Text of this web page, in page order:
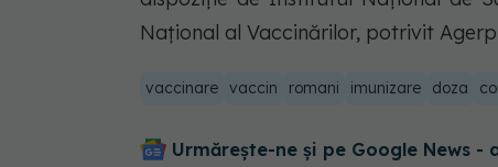
Naţional al Vaccinărilor, potrivit
vaccinare vaccin romani imunizare doza
Urmărește-ne și pe Google News -